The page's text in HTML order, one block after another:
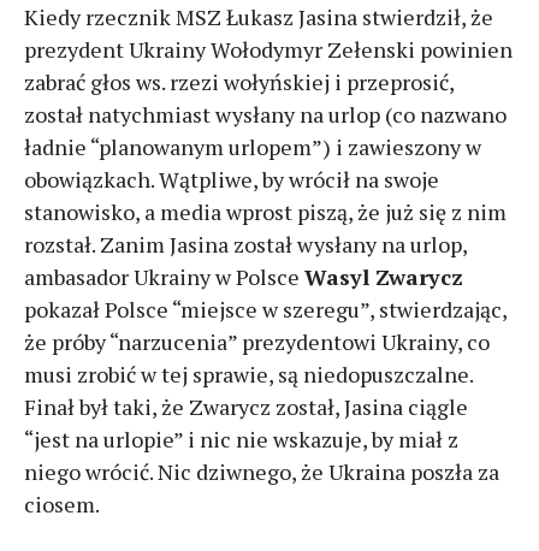
Kiedy rzecznik MSZ Łukasz Jasina stwierdził, że
prezydent Ukrainy Wołodymyr Zełenski powinien
zabrać głos ws. rzezi wołyńskiej i przeprosić,
został natychmiast wysłany na urlop (co nazwano
ładnie “planowanym urlopem”) i zawieszony w
obowiązkach. Wątpliwe, by wrócił na swoje
stanowisko, a media wprost piszą, że już się z nim
rozstał. Zanim Jasina został wysłany na urlop,
ambasador Ukrainy w Polsce Wasyl Zwarycz
pokazał Polsce “miejsce w szeregu”, stwierdzając,
że próby “narzucenia” prezydentowi Ukrainy, co
musi zrobić w tej sprawie, są niedopuszczalne.
Finał był taki, że Zwarycz został, Jasina ciągle
“jest na urlopie” i nic nie wskazuje, by miał z
niego wrócić. Nic dziwnego, że Ukraina poszła za
ciosem.